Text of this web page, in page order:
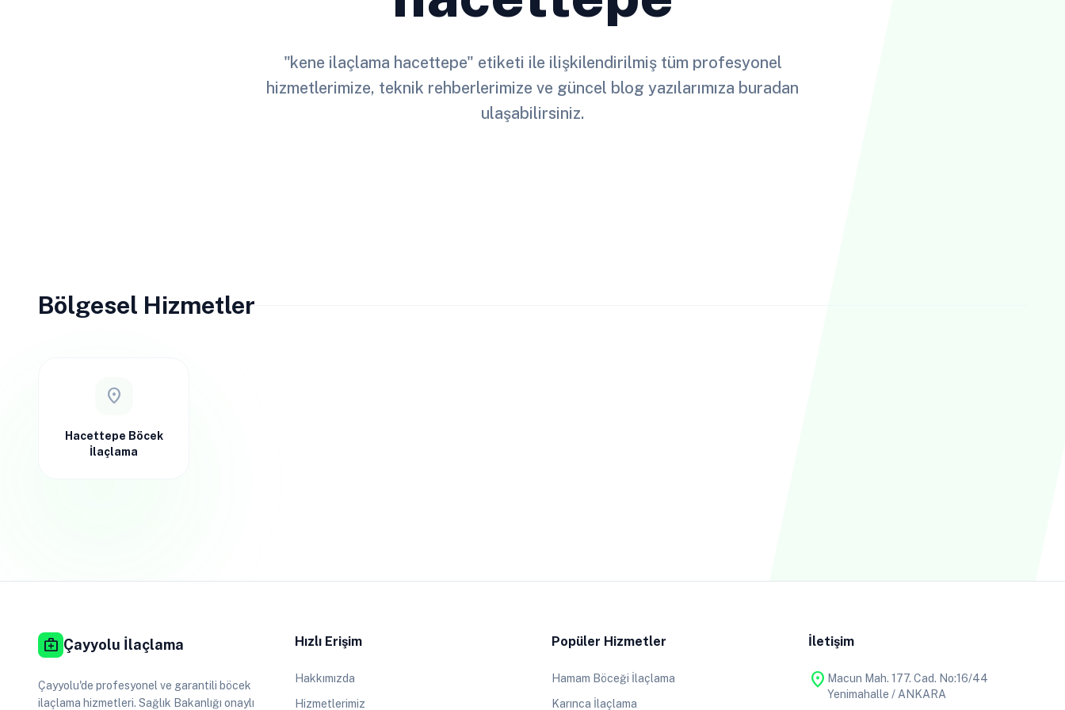
"kene ilaçlama hacettepe" etiketi ile ilişkilendirilmiş tüm profesyonel
hizmetlerimize, teknik rehberlerimize ve güncel blog yazılarımıza buradan
ulaşabilirsiniz.
Bölgesel Hizmetler
location_on
Hacettepe Böcek
İlaçlama
medical_services Çayyolu İlaçlama
Çayyolu'de profesyonel ve garantili böcek
ilaçlama hizmetleri. Sağlık Bakanlığı onaylı
Hızlı Erişim
Hakkımızda
Hizmetlerimiz
Popüler Hizmetler
Hamam Böceği İlaçlama
Karınca İlaçlama
İletişim
location_on Macun Mah. 177. Cad. No:16/44
Yenimahalle / ANKARA